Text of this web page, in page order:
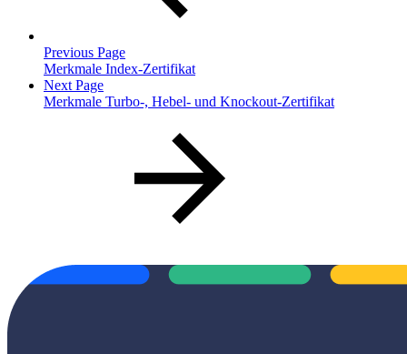
Previous Page
Merkmale Index-Zertifikat
Next Page
Merkmale Turbo-, Hebel- und Knockout-Zertifikat